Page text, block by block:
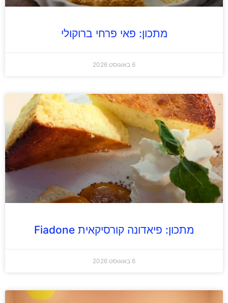
מתכון: פאי פרחי ברוקולי
6 באוגוסט 2026
מתכון: פיאדונה קורסיקאית Fiadone
6 באוגוסט 2026